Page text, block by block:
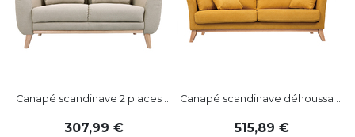
Canapé scandinave 2 places ...
307,99
Canapé scandinave déhoussa ...
515,89